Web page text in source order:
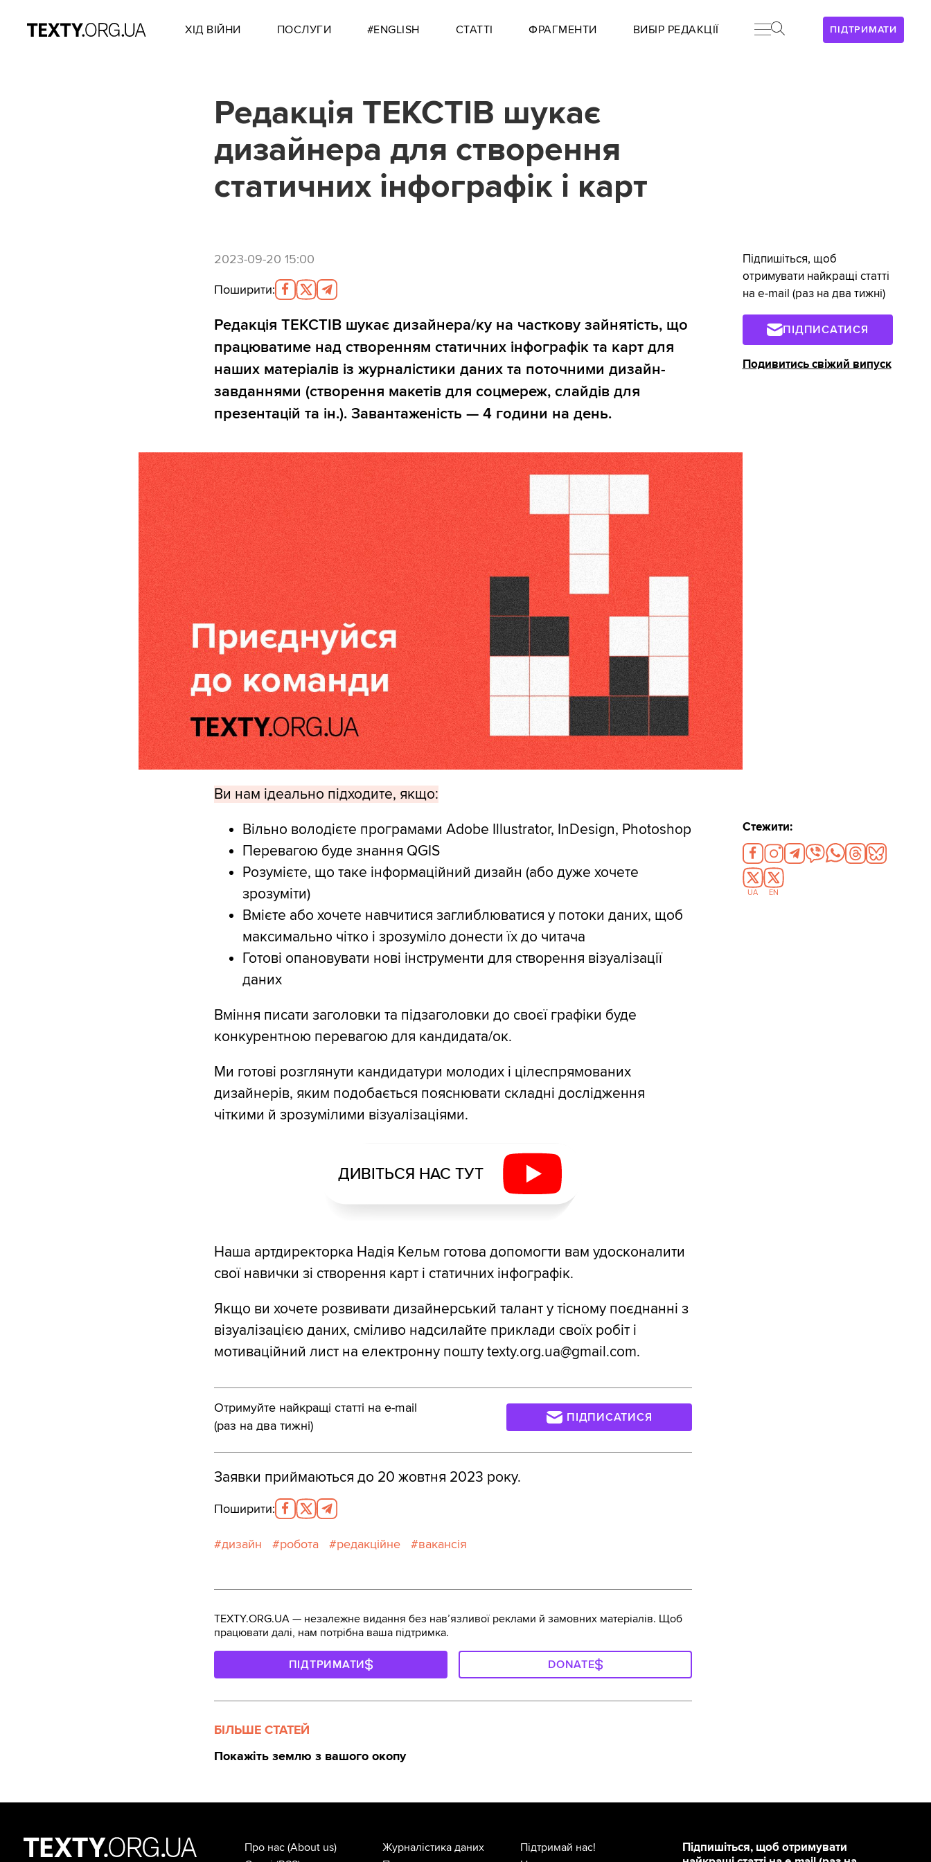
ПІДТРИМАТИ
ХІД ВІЙНИ ПОСЛУГИ #ENGLISH СТАТТІ ФРАГМЕНТИ ВИБІР РЕДАКЦІЇ
Редакція ТЕКСТІВ шукає
дизайнера для створення
статичних інфографік і карт
2023-09-20 15:00
Поширити:
Редакція ТЕКСТІВ шукає дизайнера/ку на часткову зайнятість, що
працюватиме над створенням статичних інфографік та карт для
наших матеріалів із журналістики даних та поточними дизайн-
завданнями (створення макетів для соцмереж, слайдів для
презентацій та ін.). Завантаженість — 4 години на день.
Ви нам ідеально підходите, якщо:
Вільно володієте програмами Adobe Illustrator, InDesign, Photoshop
Перевагою буде знання QGIS
Розумієте, що таке інформаційний дизайн (або дуже хочете
зрозуміти)
Вмієте або хочете навчитися заглиблюватися у потоки даних, щоб
максимально чітко і зрозуміло донести їх до читача
Готові опановувати нові інструменти для створення візуалізації
даних
Вміння писати заголовки та підзаголовки до своєї графіки буде
конкурентною перевагою для кандидата/ок.
Ми готові розглянути кандидатури молодих і цілеспрямованих
дизайнерів, яким подобається пояснювати складні дослідження
чіткими й зрозумілими візуалізаціями.
ДИВІТЬСЯ НАС ТУТ
Наша артдиректорка Надія Кельм готова допомогти вам удосконалити
свої навички зі створення карт і статичних інфографік.
Якщо ви хочете розвивати дизайнерський талант у тісному поєднанні з
візуалізацією даних, сміливо надсилайте приклади своїх робіт і
мотиваційний лист на електронну пошту texty.org.ua@gmail.com.
Отримуйте найкращі статті на e-mail
(раз на два тижні)
ПІДПИСАТИСЯ
Заявки приймаються до 20 жовтня 2023 року.
Поширити:
дизайн робота редакційне вакансія
Підпишіться, щоб
отримувати найкращі статті
на e-mail (раз на два тижні)
ПІДПИСАТИСЯ
Подивитись свіжий випуск
Стежити:
UA EN
TEXTY.ORG.UA — незалежне видання без навʼязливої реклами й замовних матеріалів. Щоб
працювати далі, нам потрібна ваша підтримка.
ПІДТРИМАТИ DONATE
БІЛЬШЕ СТАТЕЙ
Покажіть землю з вашого окопу
Підпишіться, щоб отримувати
Про нас (About us)
Журналістика даних
Підтримай нас!